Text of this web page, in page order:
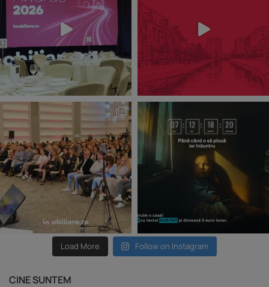
Load More Follow on Instagram
CINE SUNTEM